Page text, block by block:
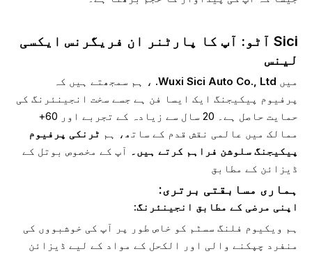
Sici آٹو: آپ کا پارٹنر ان فریگرنس ایکسی
لینس
میں Wuxi Sici Auto Co., Ltd. ، ہم سمجھتے ہیں کہ
پرفیوم پیکیجنگ ایک ایسا فن ہے جسے سخت انجینئرنگ کی
حمایت حاصل ہے۔ 20 سال سے زیادہ کے تجربے اور 60+
ممالک میں عالمی نقش قدم کے ساتھ، ہم ٹرنکی پرفیوم
پیکیجنگ سلوشن فراہم کرتے ہیں۔ آپ کے مخصوص بوتل کے
ڈیزائن کے مطابق
ہماری مسابقتی برتری:
اپنی مرضی کے مطابق انجینئرنگ:
ہم ویکیوم فلنگ سسٹم کو خاص طور پر آپ کی خوشبووں کی
منفرد چپکنے والی اور الکحل کے مواد کے لیے ڈیزائن